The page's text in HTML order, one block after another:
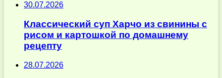
30.07.2026
Классический суп Харчо из свинины с
рисом и картошкой по домашнему
рецепту
28.07.2026